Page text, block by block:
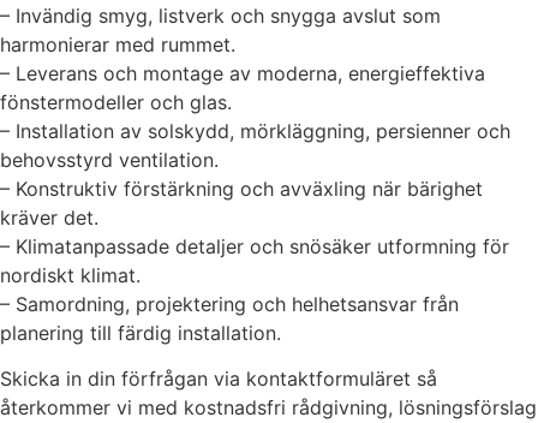
– Invändig smyg, listverk och snygga avslut som
harmonierar med rummet.
– Leverans och montage av moderna, energieffektiva
fönstermodeller och glas.
– Installation av solskydd, mörkläggning, persienner och
behovsstyrd ventilation.
– Konstruktiv förstärkning och avväxling när bärighet
kräver det.
– Klimatanpassade detaljer och snösäker utformning för
nordiskt klimat.
– Samordning, projektering och helhetsansvar från
planering till färdig installation.
Skicka in din förfrågan via kontaktformuläret så
återkommer vi med kostnadsfri rådgivning, lösningsförslag